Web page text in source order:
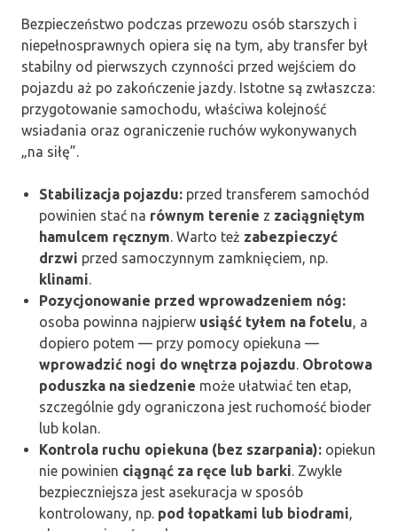
Bezpieczeństwo podczas przewozu osób starszych i
niepełnosprawnych opiera się na tym, aby transfer był
stabilny od pierwszych czynności przed wejściem do
pojazdu aż po zakończenie jazdy. Istotne są zwłaszcza:
przygotowanie samochodu, właściwa kolejność
wsiadania oraz ograniczenie ruchów wykonywanych
„na siłę”.
Stabilizacja pojazdu: przed transferem samochód
powinien stać na równym terenie z zaciągniętym
hamulcem ręcznym . Warto też zabezpieczyć
drzwi przed samoczynnym zamknięciem, np.
klinami
Pozycjonowanie przed wprowadzeniem nóg:
osoba powinna najpierw usiąść tyłem na fotelu , a
dopiero potem — przy pomocy opiekuna —
wprowadzić nogi do wnętrza pojazdu Obrotowa
poduszka na siedzenie może ułatwiać ten etap,
szczególnie gdy ograniczona jest ruchomość bioder
lub kolan.
Kontrola ruchu opiekuna (bez szarpania): opiekun
nie powinien ciągnąć za ręce lub barki . Zwykle
bezpieczniejsza jest asekuracja w sposób
kontrolowany, np. pod łopatkami lub biodrami